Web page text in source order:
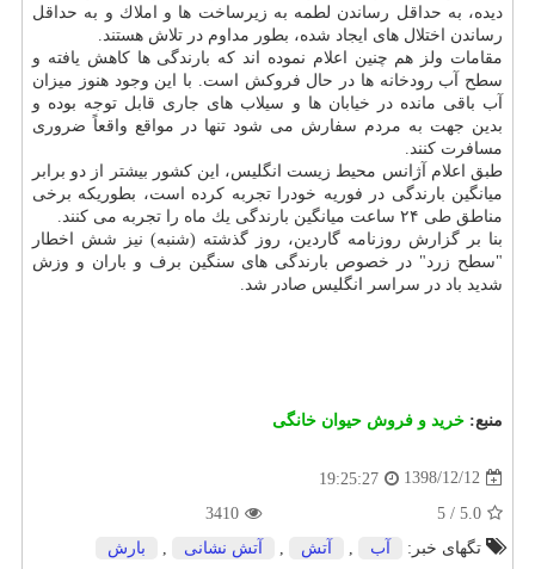
دیده، به حداقل رساندن لطمه به زیرساخت ها و املاك و به حداقل
رساندن اختلال های ایجاد شده، بطور مداوم در تلاش هستند.
مقامات ولز هم چنین اعلام نموده اند كه بارندگی ها كاهش یافته و
سطح آب رودخانه ها در حال فروكش است. با این وجود هنوز میزان
آب باقی مانده در خیابان ها و سیلاب های جاری قابل توجه بوده و
بدین جهت به مردم سفارش می شود تنها در مواقع واقعاً ضروری
مسافرت كنند.
طبق اعلام آژانس محیط زیست انگلیس، این كشور بیشتر از دو برابر
میانگین بارندگی در فوریه خودرا تجربه كرده است، بطوریكه برخی
مناطق طی ۲۴ ساعت میانگین بارندگی یك ماه را تجربه می كنند.
بنا بر گزارش روزنامه گاردین، روز گذشته (شنبه) نیز شش اخطار
"سطح زرد" در خصوص بارندگی های سنگین برف و باران و وزش
شدید باد در سراسر انگلیس صادر شد.
منبع: خرید و فروش حیوان خانگی
1398/12/12
19:25:27
5.0
/
5
3410
تگهای خبر:
آب آتش آتش نشانی بارش